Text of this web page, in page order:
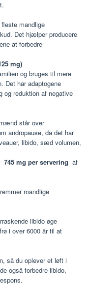
mandlige
Det hjælper producere
at forbedre
mg)
og bruges til mere
Det har adaptogene
og reduktion af negative
står over
andropause, da det har
libido, sæd volumen,
745 mg per servering af
mandlige
libido øge
i over 6000 år til at
så du oplever et løft i
også forbedre libido,